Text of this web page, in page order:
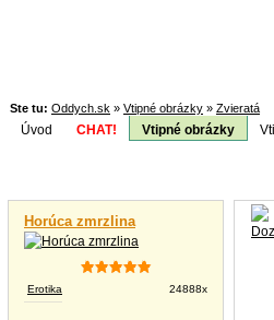
Ste tu: Oddych.sk » Vtipné obrázky » Zvieratá
Úvod CHAT! Vtipné obrázky
Horúca zmrzlina
Erotika 24888x